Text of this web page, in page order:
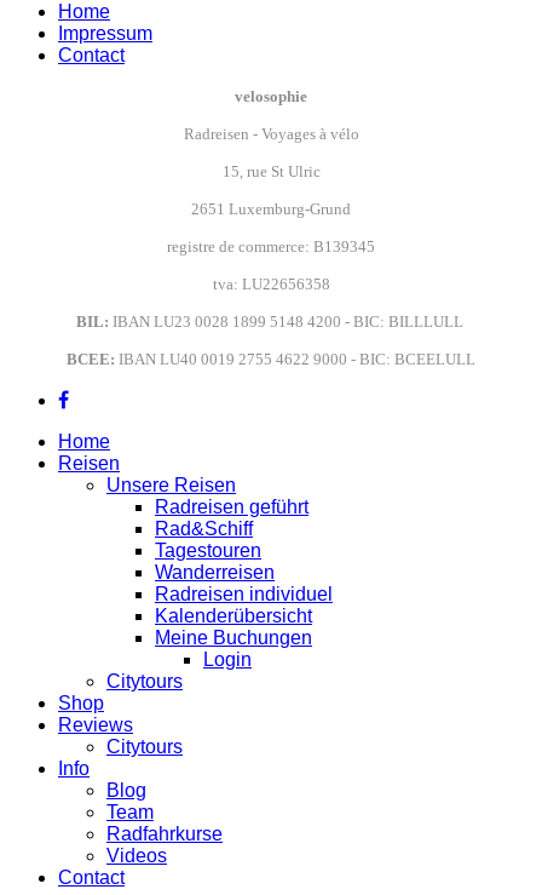
Home
Impressum
Contact
velosophie
Radreisen - Voyages à vélo
15, rue St Ulric
2651 Luxemburg-Grund
registre de commerce: B139345
tva: LU22656358
BIL: IBAN LU23 0028 1899 5148 4200 - BIC: BILLLULL
BCEE: IBAN LU40 0019 2755 4622 9000 - BIC: BCEELULL
Home
Reisen
Unsere Reisen
Radreisen geführt
Rad&Schiff
Tagestouren
Wanderreisen
Radreisen individuel
Kalenderübersicht
Meine Buchungen
Login
Citytours
Shop
Reviews
Citytours
Info
Blog
Team
Radfahrkurse
Videos
Contact